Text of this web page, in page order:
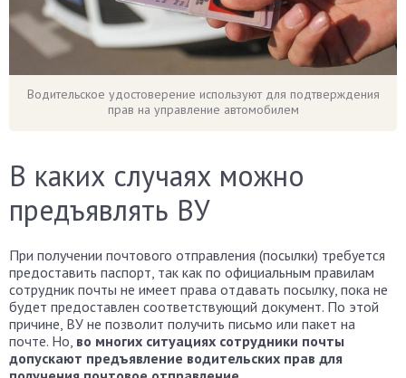
Водительское удостоверение используют для подтверждения
прав на управление автомобилем
В каких случаях можно
предъявлять ВУ
При получении почтового отправления (посылки) требуется
предоставить паспорт, так как по официальным правилам
сотрудник почты не имеет права отдавать посылку, пока не
будет предоставлен соответствующий документ. По этой
причине, ВУ не позволит получить письмо или пакет на
почте. Но, во многих ситуациях сотрудники почты
допускают предъявление водительских прав для